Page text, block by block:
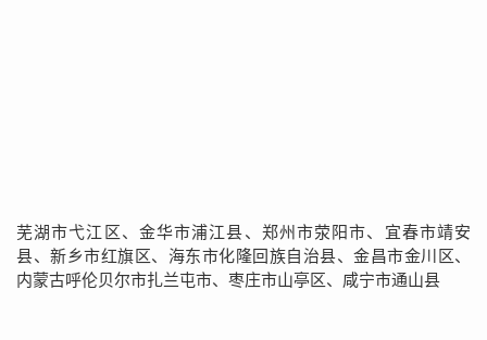
芜湖市弋江区、金华市浦江县、郑州市荥阳市、宜春市靖安
县、新乡市红旗区、海东市化隆回族自治县、金昌市金川区、
内蒙古呼伦贝尔市扎兰屯市、枣庄市山亭区、咸宁市通山县